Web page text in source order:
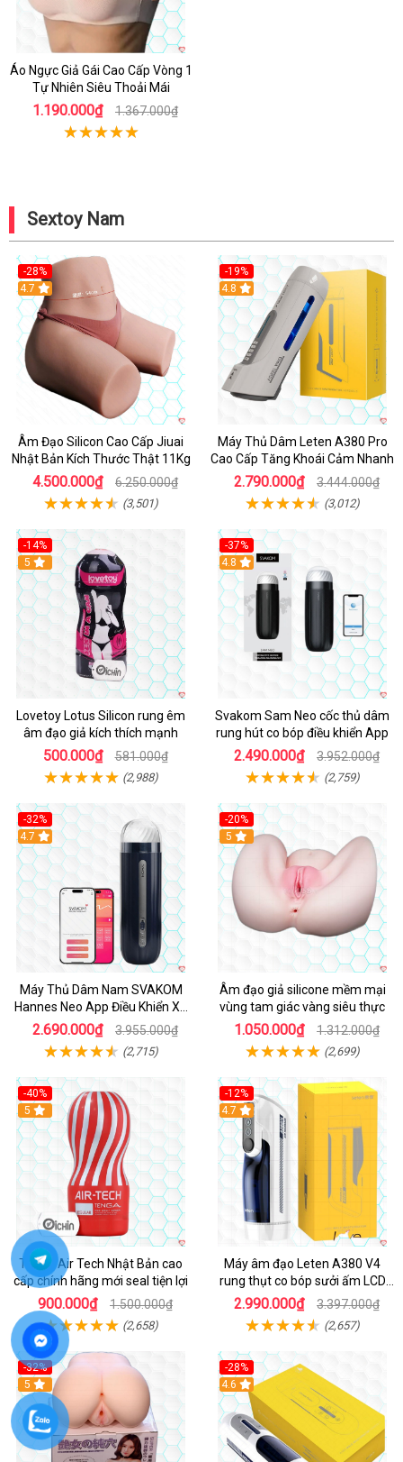
Áo Ngực Giả Gái Cao Cấp Vòng 1
Tự Nhiên Siêu Thoải Mái
1.190.000₫ 1.367.000₫
Sextoy Nam
-28%
4.7
Âm Đạo Silicon Cao Cấp Jiuai
Nhật Bản Kích Thước Thật 11Kg
4.500.000₫ 6.250.000₫
(3,501)
-19%
Hot
4.8
Máy Thủ Dâm Leten A380 Pro
Cao Cấp Tăng Khoái Cảm Nhanh
2.790.000₫ 3.444.000₫
(3,012)
-14%
Hot
5
Lovetoy Lotus Silicon rung êm
âm đạo giả kích thích mạnh
500.000₫ 581.000₫
(2,988)
-37%
4.8
Svakom Sam Neo cốc thủ dâm
rung hút co bóp điều khiển App
2.490.000₫ 3.952.000₫
(2,759)
-32%
Hot
4.7
Máy Thủ Dâm Nam SVAKOM
Hannes Neo App Điều Khiển Xa
Cao Cấp
2.690.000₫ 3.955.000₫
(2,715)
-20%
Hot
5
Âm đạo giả silicone mềm mại
vùng tam giác vàng siêu thực
1.050.000₫ 1.312.000₫
(2,699)
-40%
Hot
5
Tenga Air Tech Nhật Bản cao
cấp chính hãng mới seal tiện lợi
900.000₫ 1.500.000₫
(2,658)
-12%
Hot
4.7
Máy âm đạo Leten A380 V4
rung thụt co bóp sưởi ấm LCD
đẹp
2.990.000₫ 3.397.000₫
(2,657)
-32%
Hot
5
-28%
Hot
4.6